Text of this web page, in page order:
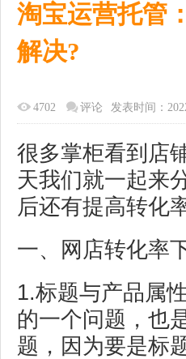
淘宝运营托管
解决?
4702 评论 发表时间：
很多掌柜看到店
天我们就一起来
后还有提高转化
一、网店转化率
1.标题与产品属
的一个问题，也
题，因为要是标